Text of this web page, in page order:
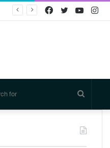
Twitter
Facebook
for